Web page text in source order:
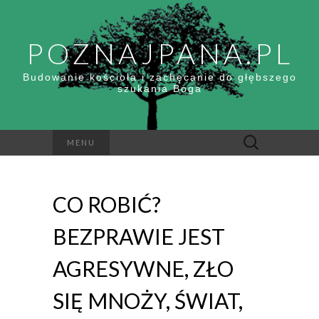
POZNAJPANA.PL
Budowanie kościoła i zachęcanie do głębszego
szukania Boga
MENU Szukaj:
CO ROBIĆ?
BEZPRAWIE JEST
AGRESYWNE, ZŁO
SIĘ MNOŻY, ŚWIAT,